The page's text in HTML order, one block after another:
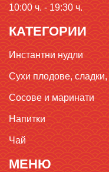
10:00 ч. - 19:30 ч.
КАТЕГОРИИ
Инстантни нудли
Сухи плодове,
Сосове и маринати
Напитки
Чай
МЕНЮ